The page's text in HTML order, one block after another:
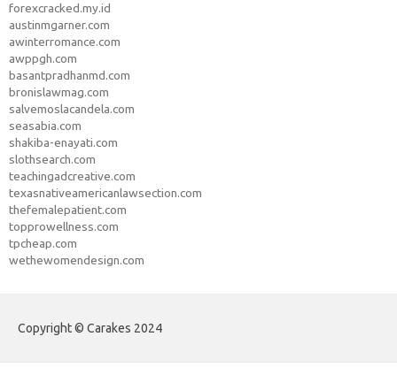
forexcracked.my.id
austinmgarner.com
awinterromance.com
awppgh.com
basantpradhanmd.com
bronislawmag.com
salvemoslacandela.com
seasabia.com
shakiba-enayati.com
slothsearch.com
teachingadcreative.com
texasnativeamericanlawsection.com
thefemalepatient.com
topprowellness.com
tpcheap.com
wethewomendesign.com
Copyright © Carakes 2024